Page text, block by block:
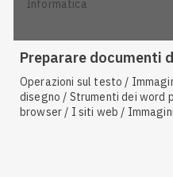
informatica
Preparare documenti
Operazioni sul testo / Immagini / Pacchetti
disegno / Strumenti dei word
browser / I siti web /